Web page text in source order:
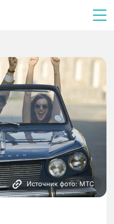
Источник фото: МТС